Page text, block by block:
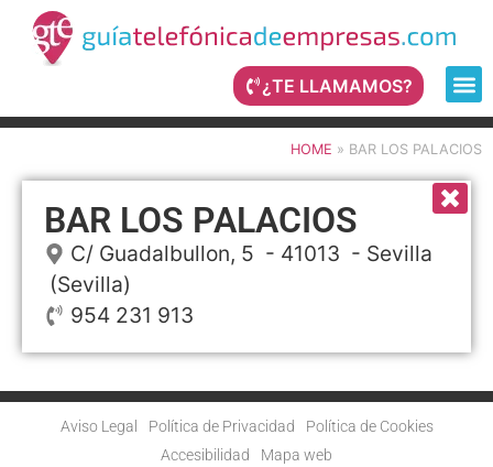
¿TE LLAMAMOS?
HOME » BAR LOS PALACIOS
BAR LOS PALACIOS
C/ Guadalbullon, 5 - 41013 - Sevilla
(Sevilla)
954 231 913
Aviso Legal Política de Privacidad
Política de Cookies
Accesibilidad
Mapa web